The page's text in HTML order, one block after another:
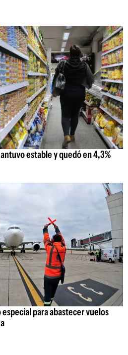
estable y quedó en 4,3%
para abastecer vuelos